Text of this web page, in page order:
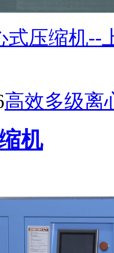
式压缩机--
高效多级离
机